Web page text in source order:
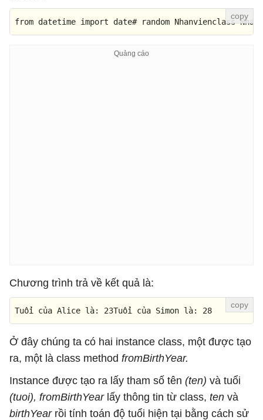
from datetime import date# random Nhanvienclass
Chương trình trả về kết quả là:
Tuổi của Alice l à: 23Tuổi của Simon l à: 28
Ở đây chúng ta có hai instance class, một được tạo
ra, một là class method fromBirthYear.
Instance được tạo ra lấy tham số tên (ten) và tuổi
(tuoi), fromBirthYearlấy thông tin từ class, ten và
birthYearrồi tính toán độ tuổi hiện tại bằng cách sử